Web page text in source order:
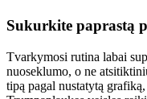
Sukurkite paprastą
Tvarkymosi rutina labai
nuoseklumo, o ne
tipą pagal nustatytą